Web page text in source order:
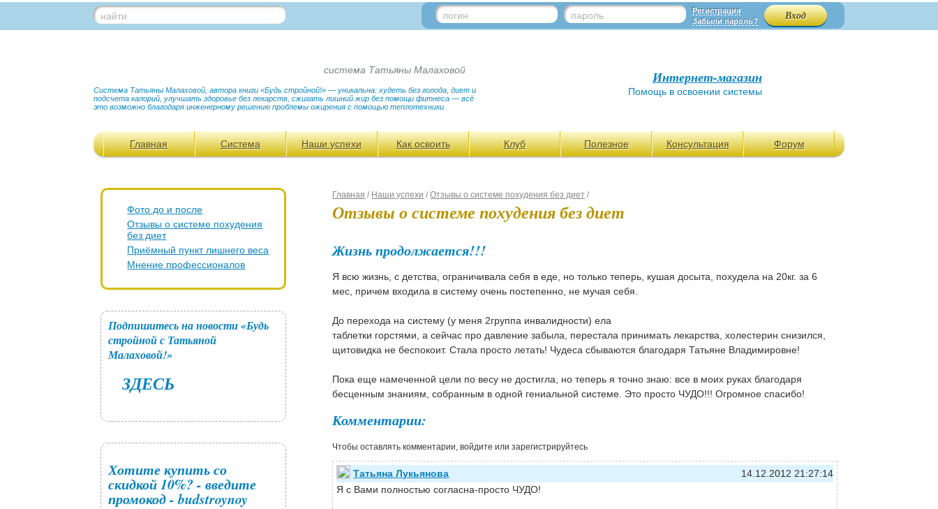
найти логин пароль
Регистрация
Забыли пароль?
система Татьяны Малаховой
Система Татьяны Малаховой, автора книги «Будь стройной!» — уникальна: худеть без голода, диет и
подсчета калорий, улучшать здоровье без лекарств, сжигать лишний жир без помощи фитнеса — всё
это возможно благодаря инженерному решению проблемы ожирения с помощью теплотехники.
Интернет-магазин
Помощь в освоении системы
Главная Система Наши успехи Как освоить Клуб Полезное Консультация Форум
Фото до и после
Отзывы о системе похудения
без диет
Приёмный пункт лишнего веса
Мнение профессионалов
Подпишитесь на новости «Будь
стройной с Татьяной
Малаховой!»
ЗДЕСЬ
Хотите купить со
скидкой 10%? - введите
промокод - budstroynoy
Главная / Наши успехи /Отзывы о системе похудения без диет /
Отзывы о системе похудения без диет
Жизнь продолжается!!!
Я всю жизнь, с детства, ограничивала себя в еде, но только теперь, кушая досыта, похудела на 20кг. за 6
мес, причем входила в систему очень постепенно, не мучая себя.
До перехода на систему (у меня 2группа инвалидности) ела
таблетки горстями, а сейчас про давление забыла, перестала принимать лекарства, холестерин снизился,
щитовидка не беспокоит. Стала просто летать! Чудеса сбываются благодаря Татьяне Владимировне!
Пока еще намеченной цели по весу не достигла, но теперь я точно знаю: все в моих руках благодаря
бесценным знаниям, собранным в одной гениальной системе. Это просто ЧУДО!!! Огромное спасибо!
Комментарии:
Чтобы оставлять комментарии, войдите или зарегистрируйтесь
Татьяна Лукьянова
14.12.2012 21:27:14
Я с Вами полностью согласна-просто ЧУДО!